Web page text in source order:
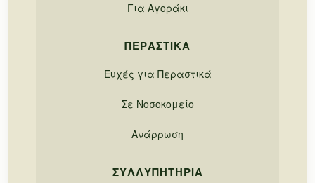
Για Αγοράκι
ΠΕΡΑΣΤΙΚΆ
Ευχές για Περαστικά
Σε Νοσοκομείο
Ανάρρωση
ΣΥΛΛΥΠΗΤΉΡΙΑ